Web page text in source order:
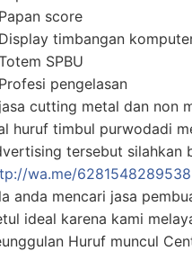
score
timbangan
SPBU
pengelasan
cutting metal dan non
huruf timbul purwodadi
tersebut silahkan
wa.me/6281548289538
anda mencari jasa
ideal karena kami
Huruf muncul